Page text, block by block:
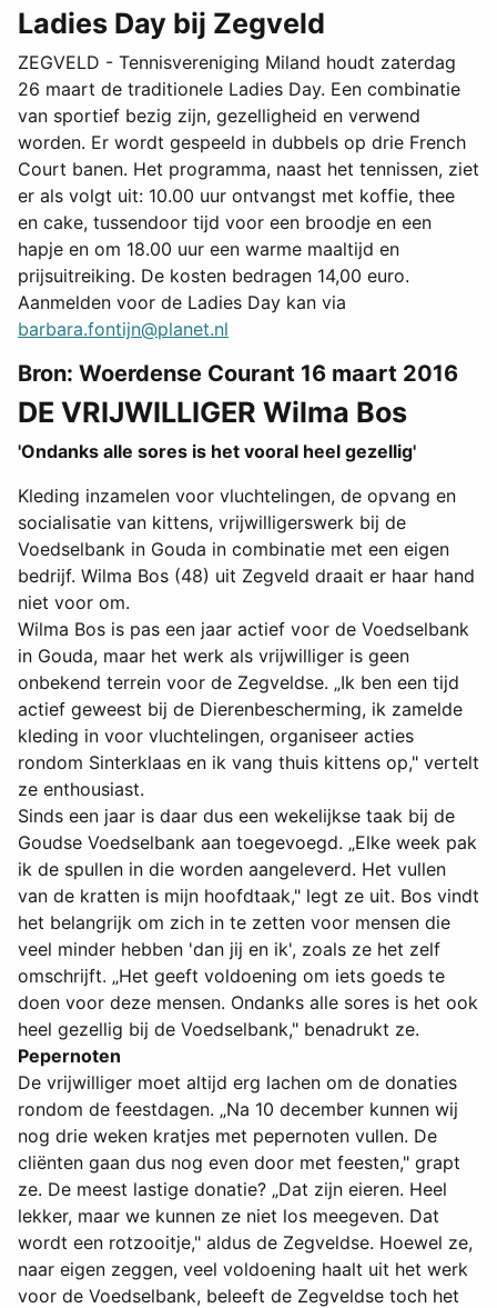
Ladies Day bij Zegveld
ZEGVELD - Tennisvereniging Miland houdt zaterdag
26 maart de traditionele Ladies Day. Een combinatie
van sportief bezig zijn, gezelligheid en verwend
worden. Er wordt gespeeld in dubbels op drie French
Court banen. Het programma, naast het tennissen, ziet
er als volgt uit: 10.00 uur ontvangst met koffie, thee
en cake, tussendoor tijd voor een broodje en een
hapje en om 18.00 uur een warme maaltijd en
prijsuitreiking. De kosten bedragen 14,00 euro.
Aanmelden voor de Ladies Day kan via
barbara.fontijn@planet.nl
Bron: Woerdense Courant 16 maart 2016
DE VRIJWILLIGER Wilma Bos
'Ondanks alle sores is het vooral heel gezellig'
Kleding inzamelen voor vluchtelingen, de opvang en
socialisatie van kittens, vrijwilligerswerk bij de
Voedselbank in Gouda in combinatie met een eigen
bedrijf. Wilma Bos (48) uit Zegveld draait er haar hand
niet voor om.
Wilma Bos is pas een jaar actief voor de Voedselbank
in Gouda, maar het werk als vrijwilliger is geen
onbekend terrein voor de Zegveldse. „Ik ben een tijd
actief geweest bij de Dierenbescherming, ik zamelde
kleding in voor vluchtelingen, organiseer acties
rondom Sinterklaas en ik vang thuis kittens op," vertelt
ze enthousiast.
Sinds een jaar is daar dus een wekelijkse taak bij de
Goudse Voedselbank aan toegevoegd. „Elke week pak
ik de spullen in die worden aangeleverd. Het vullen
van de kratten is mijn hoofdtaak," legt ze uit. Bos vindt
het belangrijk om zich in te zetten voor mensen die
veel minder hebben 'dan jij en ik', zoals ze het zelf
omschrijft. „Het geeft voldoening om iets goeds te
doen voor deze mensen. Ondanks alle sores is het ook
heel gezellig bij de Voedselbank," benadrukt ze.
Pepernoten
De vrijwilliger moet altijd erg lachen om de donaties
rondom de feestdagen. „Na 10 december kunnen wij
nog drie weken kratjes met pepernoten vullen. De
cliënten gaan dus nog even door met feesten," grapt
ze. De meest lastige donatie? „Dat zijn eieren. Heel
lekker, maar we kunnen ze niet los meegeven. Dat
wordt een rotzooitje," aldus de Zegveldse. Hoewel ze,
naar eigen zeggen, veel voldoening haalt uit het werk
voor de Voedselbank, beleeft de Zegveldse toch het